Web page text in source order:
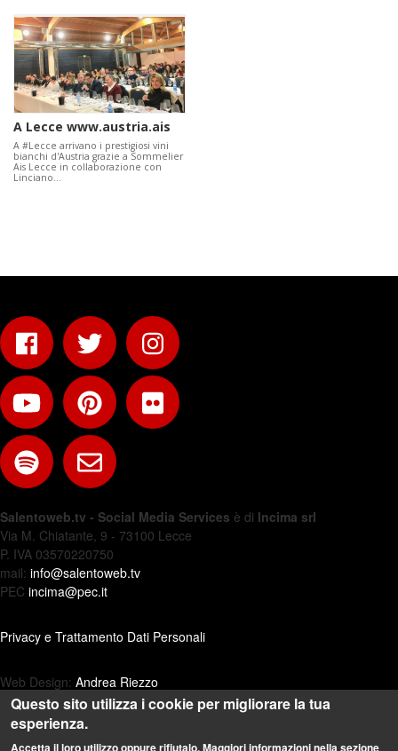
A Lecce www.austria.ais
A #Lecce arrivano i prestigiosi vini
bianchi d'Austria grazie a Sommelier
Ais Lecce in collaborazione con
Linciano…
Salentoweb.tv - Social Media Services è di Incima srl
Via M. Chiatante, 9 - 73100 Lecce
P. IVA 03570220750
mail: info@salentoweb.tv
PEC incima@pec.it
Privacy e Trattamento Dati Personali
Web Design: Andrea Riezzo
Questo sito utilizza i cookie per migliorare la tua
esperienza.
Accetta il loro utilizzo oppure rifiutalo. Maggiori informazioni nella sezione